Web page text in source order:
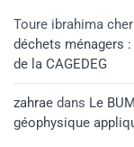
Toure ibrahima
déchets ménagers :
de la CAGEDEG
zahrae dans Le
géophysique